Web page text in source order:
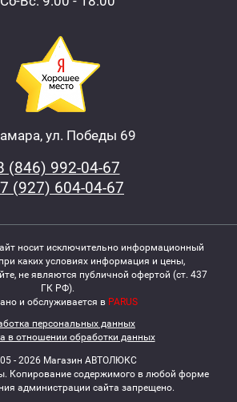
ул. Победы 69
(846) 992-04-67
(927) 604-04-67
носит исключительно информационный
каких условиях информация и цены,
не являются публичной офертой (ст. 437
ГК РФ).
и обслуживается в PARUS
персональных данных
в отношении обработки данных
- 2026 Магазин АВТОЛЮКС
Копирование содержимого в любой форме
администрации сайта запрещено.